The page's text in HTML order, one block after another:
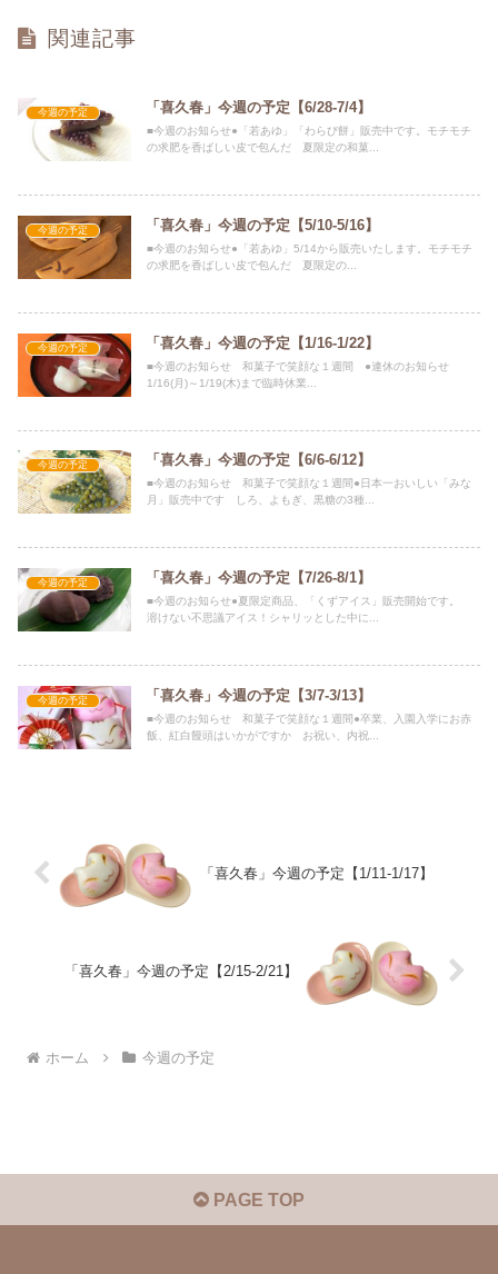
関連記事
今週の予定 「喜久春」今週の予定【6/28-7/4】
■今週のお知らせ●「若あゆ」「わらび餅」販売中です。モチモチ
の求肥を香ばしい皮で包んだ 夏限定の和菓...
今週の予定 「喜久春」今週の予定【5/10-5/16】
■今週のお知らせ●「若あゆ」5/14から販売いたします。モチモチ
の求肥を香ばしい皮で包んだ 夏限定の...
今週の予定 「喜久春」今週の予定【1/16-1/22】
■今週のお知らせ 和菓子で笑顔な１週間 ●連休のお知らせ
1/16(月)～1/19(木)まで臨時休業...
今週の予定 「喜久春」今週の予定【6/6-6/12】
■今週のお知らせ 和菓子で笑顔な１週間●日本一おいしい「みな
月」販売中です しろ、よもぎ、黒糖の3種...
今週の予定 「喜久春」今週の予定【7/26-8/1】
■今週のお知らせ●夏限定商品、「くずアイス」販売開始です。
溶けない不思議アイス！シャリッとした中に...
今週の予定 「喜久春」今週の予定【3/7-3/13】
■今週のお知らせ 和菓子で笑顔な１週間●卒業、入園入学にお赤
飯、紅白饅頭はいかがですか お祝い、内祝...
「喜久春」今週の予定【1/11-1/17】
「喜久春」今週の予定【2/15-2/21】
ホーム 今週の予定
PAGE TOP